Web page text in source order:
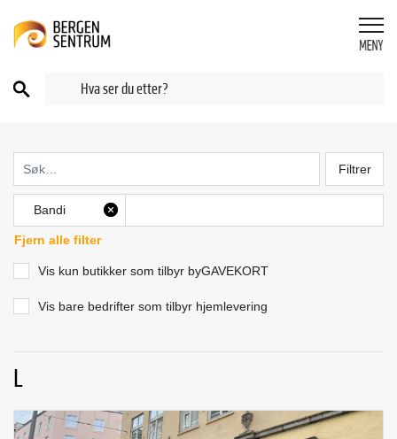
Filtrer
Bandi
Fjern alle filter
Vis kun butikker som tilbyr byGAVEKORT
Vis bare bedrifter som tilbyr hjemlevering
L